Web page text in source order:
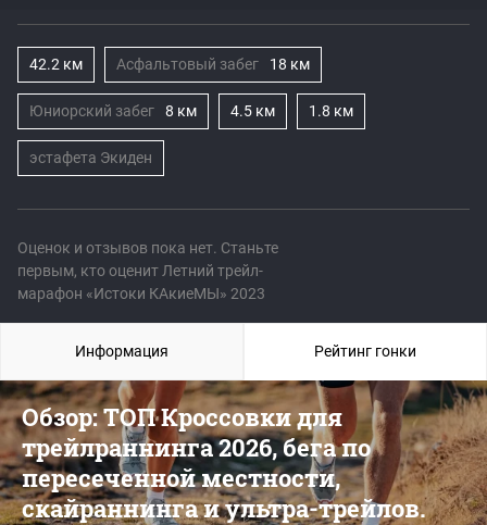
Оценок и отзывов пока нет. Станьте
первым, кто оценит Летний трейл-
марафон «Истоки КАкиеМЫ» 2023
42.2 км Асфальтовый забег 18 км
Юниорский забег 8 км 4.5 км 1.8 км
эстафета Экиден
Обзор: ТОП Кроссовки для
трейлраннинга 2026, бега по
пересеченной местности,
скайраннинга и ультра-трейлов.
Информация Рейтинг гонки